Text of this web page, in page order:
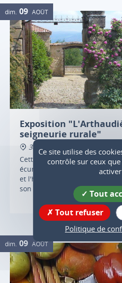
dim. 09 AOÛT
Exposition
seigneurie rurale"
38840 Saint-Bonnet-de-
Cette exposition occupe une
écuries, aujourd'hui
et l'histoire du château, son
son environnement, et les
dim. 09 AOÛT
Ce site utilise des
contrôle sur ceux
activer
Tout
Tout refuser
Politique de